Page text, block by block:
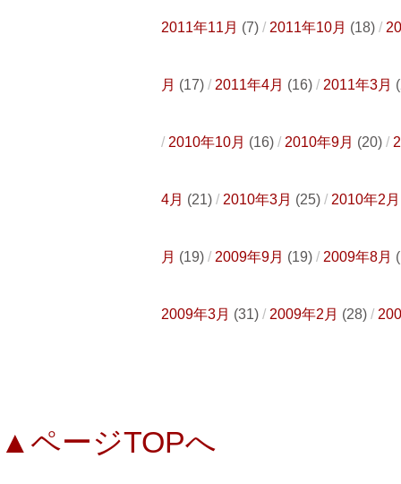
2011年11月 (7) 2011年10月 (18)
月 (17) 2011年4月 (16) 2011年3月
2010年10月 (16) 2010年9月 (20)
4月 (21) 2010年3月 (25) 2010年2月
月 (19) 2009年9月 (19) 2009年8月
2009年3月 (31) 2009年2月 (28)
▲ページTOPへ